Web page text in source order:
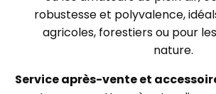
robustesse et polyvalence,
agricoles, forestiers ou pour
nature.
Service après-vente et